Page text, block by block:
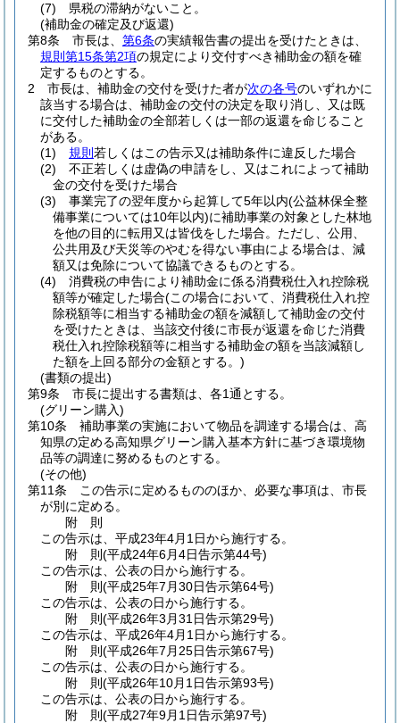
(7)
県税の滞納がないこと。
(補助金の確定及び返還)
第8条
市長は、 第6条の実績報告書の提出を受けたときは、
規則第15条第2項の規定により交付すべき補助金の額を確
定するものとする。
2
市長は、補助金の交付を受けた者が次の各号のいずれかに
該当する場合は、補助金の交付の決定を取り消し、又は既
に交付した補助金の全部若しくは一部の返還を命じること
がある。
(1)
規則 若しくはこの告示又は補助条件に違反した場合
(2)
不正若しくは虚偽の申請をし、又はこれによって補助
金の交付を受けた場合
(3)
事業完了の翌年度から起算して5年以内(公益林保全整
備事業については10年以内)に補助事業の対象とした林地
を他の目的に転用又は皆伐をした場合。 ただし、公用、
公共用及び天災等のやむを得ない事由による場合は、減
額又は免除について協議できるものとする。
(4)
消費税の申告により補助金に係る消費税仕入れ控除税
額等が確定した場合(この場合において、消費税仕入れ控
除税額等に相当する補助金の額を減額して補助金の交付
を受けたときは、当該交付後に市長が返還を命じた消費
税仕入れ控除税額等に相当する補助金の額を当該減額し
た額を上回る部分の金額とする。)
(書類の提出)
第9条
市長に提出する書類は、各1通とする。
(グリーン購入)
第10条
補助事業の実施において物品を調達する場合は、高
知県の定める高知県グリーン購入基本方針に基づき環境物
品等の調達に努めるものとする。
(その他)
第11条
この告示に定めるもののほか、必要な事項は、市長
が別に定める。
附 則
この告示は、平成23年4月1日から施行する。
附 則(平成24年6月4日告示第44号)
この告示は、公表の日から施行する。
附 則(平成25年7月30日告示第64号)
この告示は、公表の日から施行する。
附 則(平成26年3月31日告示第29号)
この告示は、平成26年4月1日から施行する。
附 則(平成26年7月25日告示第67号)
この告示は、公表の日から施行する。
附 則(平成26年10月1日告示第93号)
この告示は、公表の日から施行する。
附 則(平成27年9月1日告示第97号)